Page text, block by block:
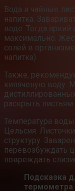
Вода и чайные
напитка.
воде. Тогда
максимально.
солей в
напитка).
Также,
кипяченую воду.
раскрыть листьям
Температура
Цельсия.
структуру.
перевозбуждать
повреждать
Подсказка
термометра